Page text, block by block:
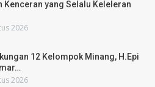
Kenceran yang Selalu Keleleran
2026
12 Kelompok Minang, H.Epi
2026